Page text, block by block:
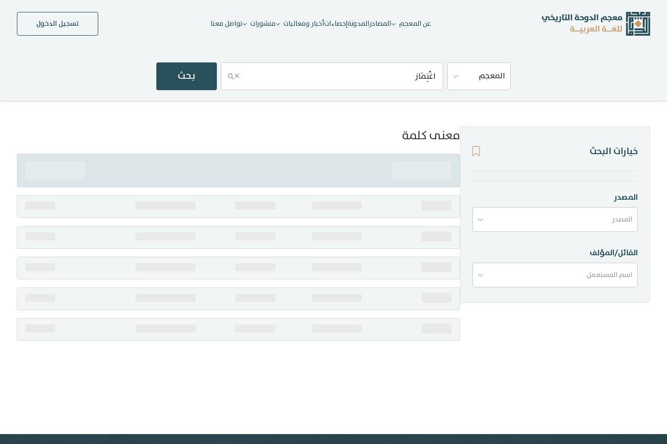
عن المعجم المصادرالمدونةإحصاءاتأخبار وفعاليات منشورات تواصل معنا تسجيل الدخول
المعجم × بحث
إحصاءات
منشورات
تواصل معنا
معنى كلمة
خيارات البحث
المصدر
المصدر
القائل/المؤلف
اسم المستعمل